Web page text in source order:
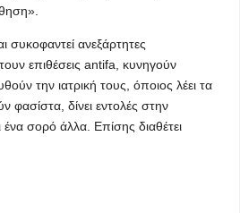
συκοφαντεί ανεξάρτητες
επιθέσεις antifa, κυνηγούν
την ιατρική τους, όποιος λέει τα
φασίστα, δίνει εντολές στην
ένα σορό άλλα. Επίσης διαθέτει